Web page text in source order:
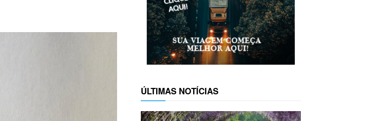
ÚLTIMAS NOTÍCIAS